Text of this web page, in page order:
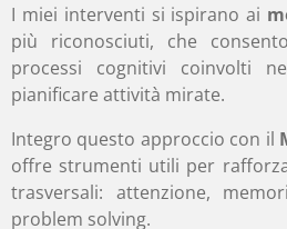
I miei interventi si ispirano ai
più riconosciuti, che
processi cognitivi coinvolti
pianificare attività mirate.
Integro questo approccio con il
offre strumenti utili per
trasversali: attenzione,
problem solving.